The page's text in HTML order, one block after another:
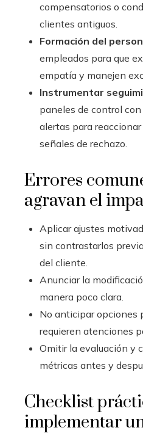
compensatorios o
clientes antiguos.
Formación del
empleados para que
empatía y manejen
Instrumentar
paneles de control
alertas para
señales de rechazo.
Errores
agravan el
Aplicar ajustes
sin contrastarlos
del cliente.
Anunciar la
manera poco clara.
No anticipar opciones
requieren atenciones
Omitir la evaluación y
métricas antes y
Checklist
implementar